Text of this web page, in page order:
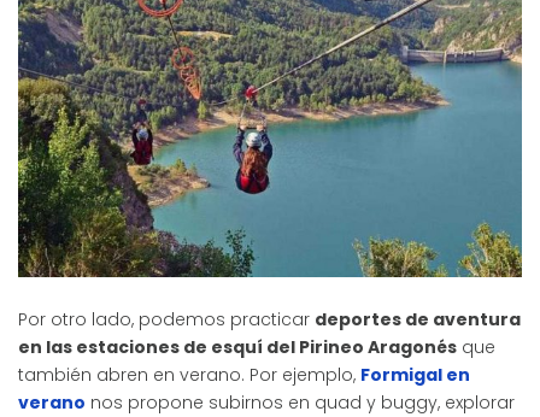
Por otro lado, podemos practicar deportes de aventura
en las estaciones de esquí del Pirineo Aragonés que
también abren en verano. Por ejemplo, Formigal en
verano nos propone subirnos en quad y buggy, explorar